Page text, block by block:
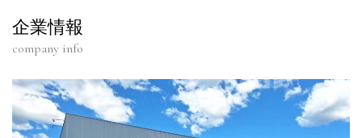
企業情報
company info